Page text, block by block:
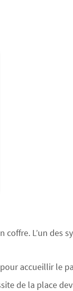
L’un des
accueillir le
de la place